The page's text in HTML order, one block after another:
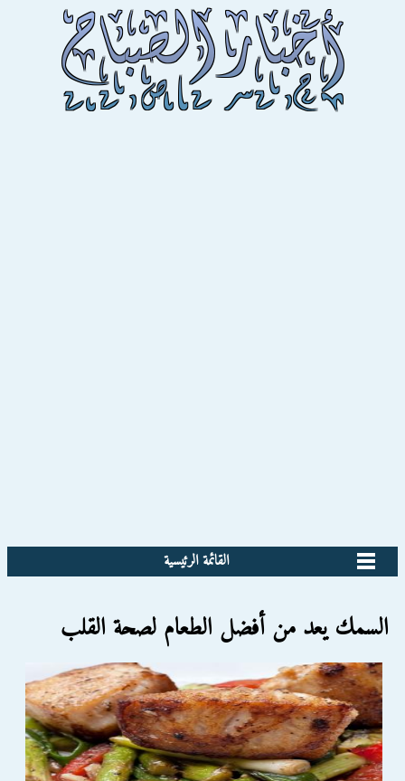
القائمة الرئيسية
السمك يعد من أفضل الطعام لصحة القلب